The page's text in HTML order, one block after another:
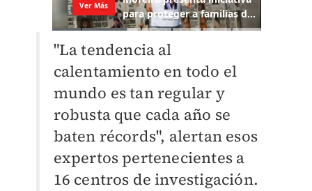
"La tendencia al
calentamiento en todo el
mundo es tan regular y
robusta que cada año se
baten récords", alertan esos
expertos pertenecientes a
16 centros de investigación.